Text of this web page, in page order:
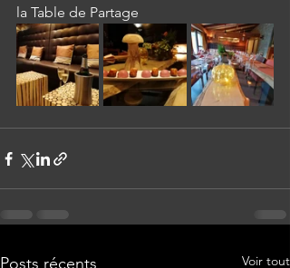
la Table de Partage
Posts récents Voir tout